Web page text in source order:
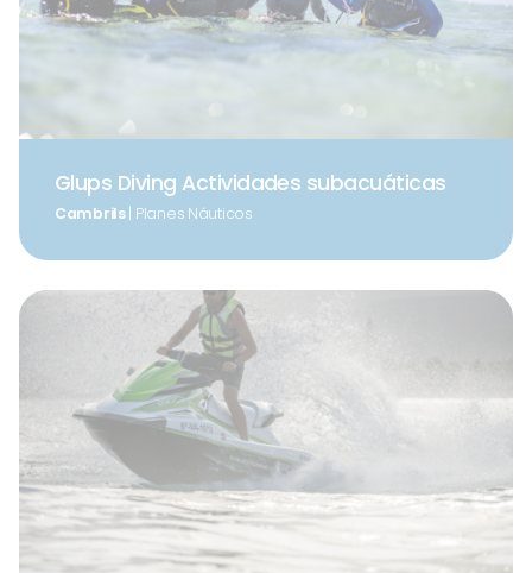
Glups Diving Actividades subacuáticas
Cambrils| Planes Náuticos